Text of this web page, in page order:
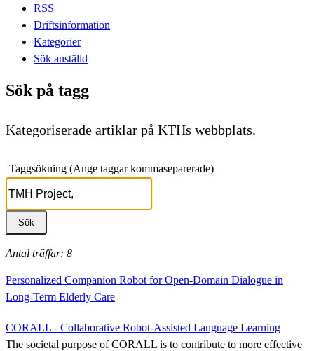
RSS
Driftsinformation
Kategorier
Sök anställd
Sök på tagg
Kategoriserade artiklar på KTHs webbplats.
Taggsökning (Ange taggar kommaseparerade)
Antal träffar: 8
Personalized Companion Robot for Open-Domain Dialogue in
Long-Term Elderly Care
CORALL - Collaborative Robot-Assisted Language Learning
The societal purpose of CORALL is to contribute to more effective